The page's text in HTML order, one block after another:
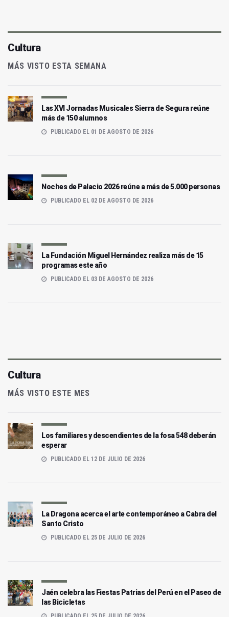
Cultura
MÁS VISTO ESTA SEMANA
Las XVI Jornadas Musicales Sierra de Segura reúne
más de 150 alumnos
PUBLICADO EL 01 DE AGOSTO DE 2026
Noches de Palacio 2026 reúne a más de 5.000 personas
PUBLICADO EL 02 DE AGOSTO DE 2026
La Fundación Miguel Hernández realiza más de 15
programas este año
PUBLICADO EL 03 DE AGOSTO DE 2026
Cultura
MÁS VISTO ESTE MES
Los familiares y descendientes de la fosa 548 deberán
esperar
PUBLICADO EL 12 DE JULIO DE 2026
La Dragona acerca el arte contemporáneo a Cabra del
Santo Cristo
PUBLICADO EL 25 DE JULIO DE 2026
Jaén celebra las Fiestas Patrias del Perú en el Paseo de
las Bicicletas